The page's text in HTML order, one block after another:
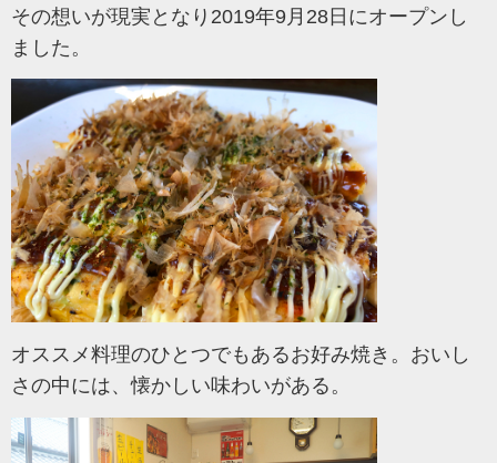
その想いが現実となり2019年9月28日にオープンし
ました。
オススメ料理のひとつでもあるお好み焼き。おいし
さの中には、懐かしい味わいがある。